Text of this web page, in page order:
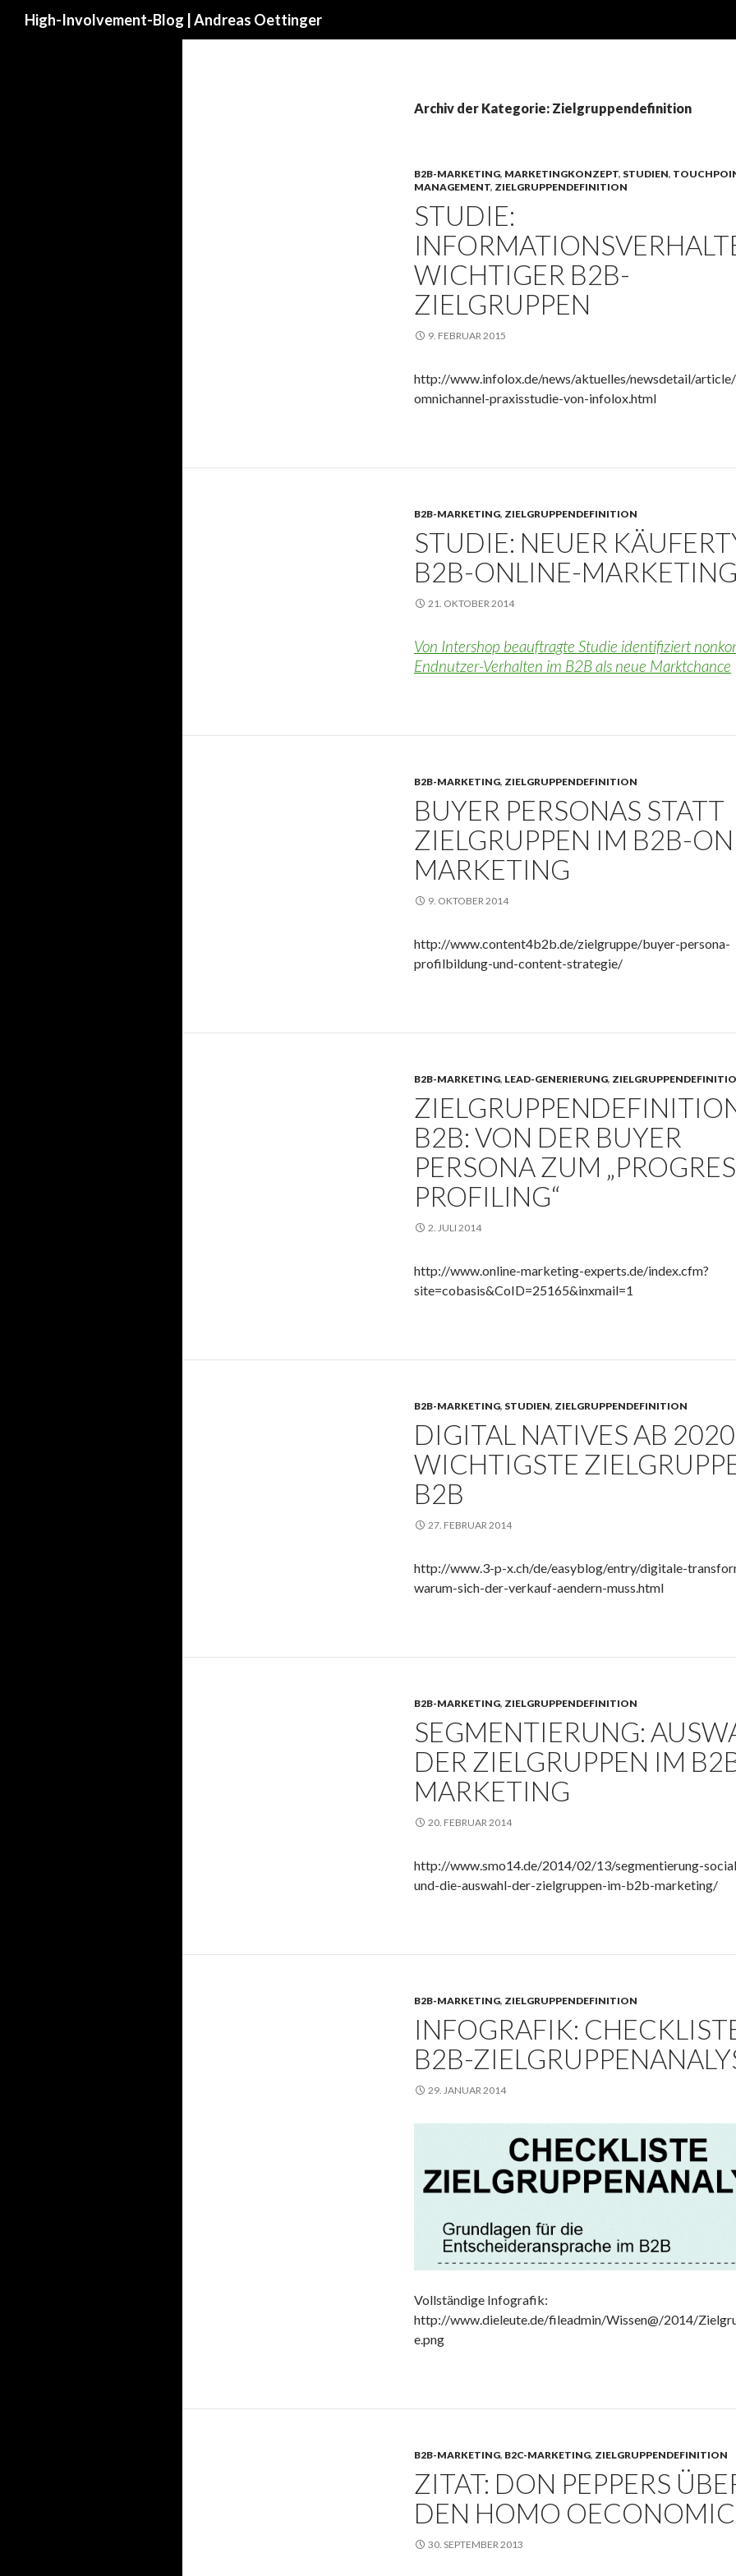
High-Involvement-Blog | Andreas Oettinger
Archiv der Kategorie: Zielgruppendefinition
B2B-MARKETING, MARKETINGKONZEPT, STUDIEN,
MANAGEMENT, ZIELGRUPPENDEFINITION
STUDIE:
WICHTIGER B2B-
ZIELGRUPPEN
9. FEBRUAR 2015
http://www.infolox.de/news/aktuelles/newsdetail/
omnichannel-praxisstudie-von-infolox.html
B2B-MARKETING, ZIELGRUPPENDEFINITION
STUDIE: NEUER
B2B-ONLINE-MARKETING
21. OKTOBER 2014
Von Intershop beauftragte Studie identifiziert
Endnutzer-Verhalten im B2B als neue Marktchance
B2B-MARKETING, ZIELGRUPPENDEFINITION
BUYER PERSONAS STATT
ZIELGRUPPEN IM B2B-
MARKETING
9. OKTOBER 2014
http://www.content4b2b.de/zielgruppe/buyer-persona-
profilbildung-und-content-strategie/
B2B-MARKETING, LEAD-GENERIERUNG,
B2B: VON DER BUYER
PERSONA ZUM
PROFILING“
2. JULI 2014
http://www.online-marketing-experts.de/index.cfm?
site=cobasis&CoID=25165&inxmail=1
B2B-MARKETING, STUDIEN, ZIELGRUPPENDEFINITION
DIGITAL NATIVES AB 2020
WICHTIGSTE
B2B
27. FEBRUAR 2014
http://www.3-p-x.ch/de/easyblog/entry/digitale-
warum-sich-der-verkauf-aendern-muss.html
B2B-MARKETING, ZIELGRUPPENDEFINITION
SEGMENTIERUNG:
DER ZIELGRUPPEN IM
MARKETING
20. FEBRUAR 2014
http://www.smo14.de/2014/02/13/segmentierung-
und-die-auswahl-der-zielgruppen-im-b2b-marketing/
B2B-MARKETING, ZIELGRUPPENDEFINITION
INFOGRAFIK:
B2B-
29. JANUAR 2014
Vollständige Infografik:
http://www.dieleute.de/fileadmin/Wissen@/2014/
e.png
B2B-MARKETING, B2C-MARKETING, ZIELGRUPPENDEFINITION
ZITAT: DON PEPPERS
DEN HOMO
30. SEPTEMBER 2013